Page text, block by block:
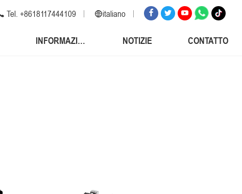
italiano
inglese
Tel. +8618117444109
INFORMAZIONI NOTIZIE CONTATTO